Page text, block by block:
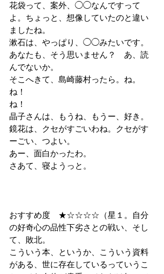
花袋って、案外、◯◯なんですって
よ。ちょっと、想像していたのと違い
ましたね。
漱石は、やっぱり、◯◯みたいです。
あなたも、そう思いません？　あ、読
んでないか。
そこへきて、島崎藤村ったら。ね。
ね！
ね！
晶子さんは、もうね、もうー、好き。
鏡花は、クセがすごいわね。クセがす
ーごい、つよい。
あー、面白かったわ。
さあて、寝ようっと。
おすすめ度　★☆☆☆☆（星１。自分
の好奇心の品性下劣さとの戦い、そし
て、敗北。
こういう本、というか、こういう資料
がある、世に存在しているっていうこ